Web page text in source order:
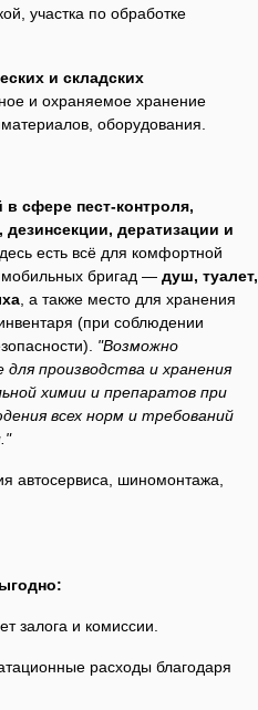
участка по обработке
и складских
и охраняемое хранение
оборудования.
в сфере пест-контроля,
дератизации и
есть всё для комфортной
бригад — душ, туалет,
, а также место для хранения
(при соблюдении
"Возможно
для производства и хранения
химии и препаратов при
всех норм и требований
автосервиса, шиномонтажа,
залога и комиссии.
расходы благодаря